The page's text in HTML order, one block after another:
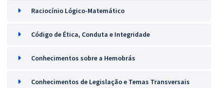
Raciocínio Lógico-Matemático
Código de Ética, Conduta e Integridade
Conhecimentos sobre a Hemobrás
Conhecimentos de Legislação e Temas Transversais